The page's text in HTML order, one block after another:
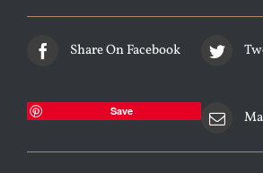
Share On Facebook
Save